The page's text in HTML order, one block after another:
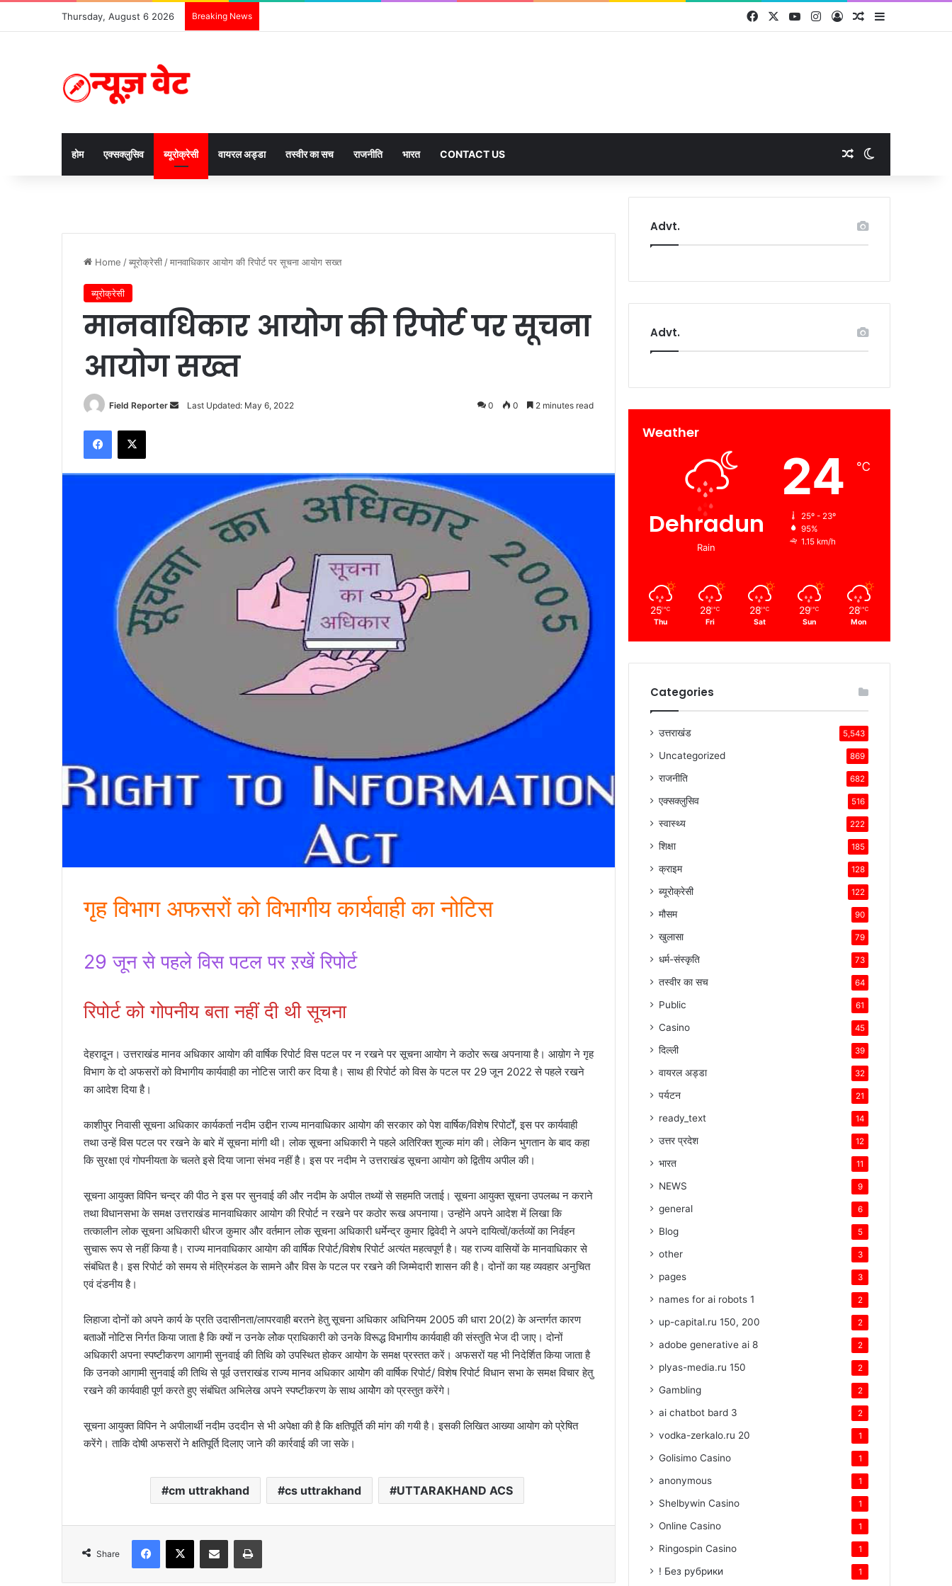
Thursday, August 6 2026 Breaking News FacebookYouTubeInstagram
Log InRandom Article
Sidebar
होम एक्सक्लुसिव ब्यूरोक्रेसी वायरल अड्डा तस्वीर का सच राजनीति भारत CONTACT US Random Article
Home /ब्यूरोक्रेसी /मानवाधिकार आयोग की रिपोर्ट पर सूचना आयोग सख्त
ब्यूरोक्रेसी
मानवाधिकार आयोग की रिपोर्ट पर सूचना
आयोग सख्त
Field Reporter
SendLast Updated: May 6, 2022 0 0 2 minutes read
Facebook
X
गृह विभाग अफसरों को विभागीय कार्यवाही का नोटिस
29 जून से पहले विस पटल पर ऱखें रिपोर्ट
रिपोर्ट को गोपनीय बता नहीं दी थी सूचना
देहरादून। उत्तराखंड मानव अधिकार आयोग की वार्षिक रिपोर्ट विस पटल पर न रखने पर सूचना आयोग ने कठोर रूख अपनाया है। आय़ोग ने गृह
विभाग के दो अफसरों को विभागीय कार्यवाही का नोटिस जारी कर दिया है। साथ ही रिपोर्ट को विस के पटल पर 29 जून 2022 से पहले रखने
का आदेश दिया है।
काशीपुर निवासी सूचना अधिकार कार्यकर्ता नदीम उद्दीन राज्य मानवाधिकार आयोग की सरकार को पेश वार्षिक/विशेष रिपोर्टों, इस पर कार्यवाही
तथा उन्हें विस पटल पर रखने के बारे में सूचना मांगी थी। लोक सूचना अधिकारी ने पहले अतिरिक्त शुल्क मांग की। लेकिन भुगतान के बाद कहा
कि सुरक्षा एवं गोपनीयता के चलते इसे दिया जाना संभव नहीं है। इस पर नदीम ने उत्तराखंड सूचना आयोग को द्वितीय अपील की।
सूचना आयुक्त विपिन चन्द्र की पीठ ने इस पर सुनवाई की और नदीम के अपील तथ्यों से सहमति जताई। सूचना आयुक्त सूचना उपलब्ध न कराने
तथा विधानसभा के समक्ष उत्तराखंड मानवाधिकार आयोग की रिपोर्ट न रखने पर कठोर रूख अपनाया। उन्होंने अपने आदेश में लिखा कि
तत्कालीन लोक सूचना अधिकारी धीरज कुमार और वर्तमान लोक सूचना अधिकारी धर्मेन्द्र कुमार द्विवेदी ने अपने दायित्वों/कर्तव्यों का निर्वहन
सुचारू रूप से नहीं किया है। राज्य मानवाधिकार आयोग की वार्षिक रिपोर्ट/विशेष रिपोर्ट अत्यंत महत्वपूर्ण है। यह राज्य वासियों के मानवाधिकार से
संबंधित है। इस रिपोर्ट को समय से मंत्रिमंडल के सामने और विस के पटल पर रखने की जिम्मेदारी शासन की है। दोनों का यह व्यवहार अनुचित
एवं दंडनीय है।
लिहाजा दोनों को अपने कार्य के प्रति उदासीनता/लापरवाही बरतने हेतु सूचना अधिकार अधिनियम 2005 की धारा 20(2) के अन्तर्गत कारण
बताओें नोटिस निर्गत किया जाता है कि क्यों न उनके लोेक प्राधिकारी को उनके विरूद्ध विभागीय कार्यवाही की संस्तुति भेज दी जाए। दोनों
अधिकारी अपना स्पष्टीकरण आगामी सुनवाई की तिथि को उपस्थित होकर आयोग के समक्ष प्रस्तत करें। अफसरों यह भी निदेर्शित किया जाता है
कि उनको आगामी सुनवाई की तिथि से पूर्व उत्तराखंड राज्य मानव अधिकार आयोेग की वार्षिक रिपोर्ट/ विशेष रिपोर्ट विधान सभा के समक्ष विचार हेतु
रखने की कार्यवाही पूर्ण करते हुए संबंधित अभिलेख अपने स्पष्टीकरण के साथ आयोेग को प्रस्तुत करेंगे।
सूचना आयुक्त विपिन ने अपीलार्थी नदीम उददीन से भी अपेक्षा की है कि क्षतिपूर्ति की मांग की गयी है। इसकी लिखित आख्या आयोग को प्रेषित
करेंगे। ताकि दोषी अफसरों ने क्षतिपूर्ति दिलाए जाने की कार्रवाई की जा सके।
cm uttrakhand cs uttrakhand UTTARAKHAND ACS
Share
Facebook
X Share via Email Print
Advt.
Advt.
Weather
Dehradun
Rain
24 ℃
25º - 23º
95%
1.15 km/h
25 ℃
Thu
28 ℃
Fri
28 ℃
Sat
29 ℃
Sun
28 ℃
Mon
Categories
उत्तराखंड 5,543
Uncategorized 869
राजनीति 682
एक्सक्लुसिव 516
स्वास्थ्य 222
शिक्षा 185
क्राइम 128
ब्यूरोक्रेसी 122
मौसम 90
खुलासा 79
धर्म-संस्कृति 73
तस्वीर का सच 64
Public 61
Casino 45
दिल्ली 39
वायरल अड्डा 32
पर्यटन 21
ready_text 14
उत्तर प्रदेश 12
भारत 11
NEWS 9
general 6
Blog 5
other 3
pages 3
names for ai robots 1 2
up-capital.ru 150, 200 2
adobe generative ai 8 2
plyas-media.ru 150 2
Gambling 2
ai chatbot bard 3 2
vodka-zerkalo.ru 20 1
Golisimo Casino 1
anonymous 1
Shelbywin Casino 1
Online Casino 1
Ringospin Casino 1
! Без рубрики 1